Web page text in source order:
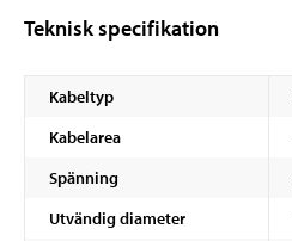
Teknisk specifikation
Kabeltyp
Kabelarea
Spänning
Utvändig diameter